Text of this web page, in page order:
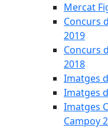
Mercat
Concurs
2019
Concurs
2018
Imatges
Imatges
Imatges
Campoy